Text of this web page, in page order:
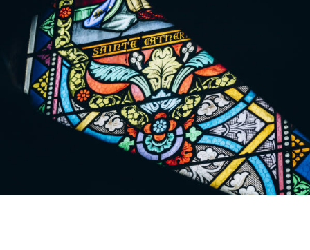
Décryptage stratégique d’un de nos
projets,
tous les mois dans votre boîte mail.
Je m’abonne
Toutes les newsletters